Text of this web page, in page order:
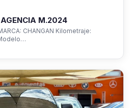
M.2024
CHANGAN Kilometraje: